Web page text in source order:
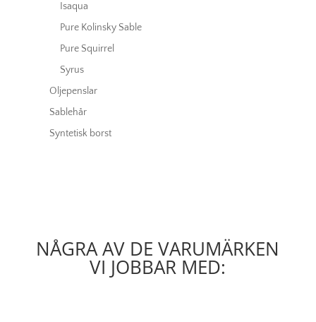
Isaqua
Pure Kolinsky Sable
Pure Squirrel
Syrus
Oljepenslar
Sablehår
Syntetisk borst
NÅGRA AV DE VARUMÄRKEN
VI JOBBAR MED: